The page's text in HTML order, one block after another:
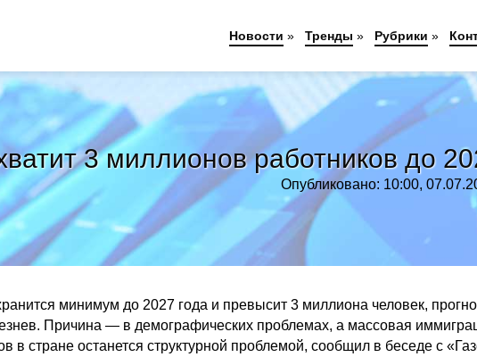
3 миллионов работников до
Опубликовано: 10:00,
минимум до 2027 года и превысит 3 миллиона человек,
Причина — в демографических проблемах, а массовая
в стране останется структурной проблемой, сообщил в беседе с
Новости » Тренды » Рубрики »